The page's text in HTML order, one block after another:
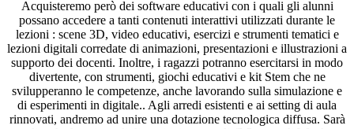
Acquisteremo però dei software educativi con i quali gli alunni
possano accedere a tanti contenuti interattivi utilizzati durante le
lezioni : scene 3D, video educativi, esercizi e strumenti tematici e
lezioni digitali corredate di animazioni, presentazioni e illustrazioni a
supporto dei docenti. Inoltre, i ragazzi potranno esercitarsi in modo
divertente, con strumenti, giochi educativi e kit Stem che ne
svilupperanno le competenze, anche lavorando sulla simulazione e
di esperimenti in digitale.. Agli arredi esistenti e ai setting di aula
rinnovati, andremo ad unire una dotazione tecnologica diffusa. Sarà